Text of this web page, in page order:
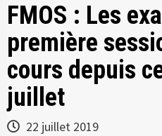
FMOS : Les
première
cours depuis
juillet
22 juillet 2019